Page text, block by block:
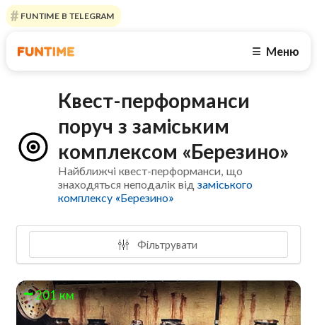
FUNTIME В TELEGRAM
☰ Меню
Квест-перформанси
поруч з заміським
комплексом «Березино»
Найближчі квест-перформанси, що
знаходяться неподалік відзаміського
комплексу «Березино»
Фільтрувати
201 км